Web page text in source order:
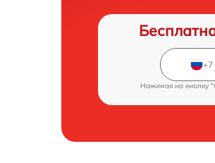
Нажимая на кнопку